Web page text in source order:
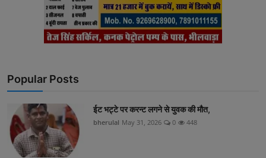
Popular Posts
ईट भट्टे पर करन्ट लगने से युवक की मौत,
bherulal May 31, 2026 0 448